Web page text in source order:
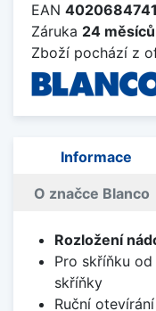
EAN
Záruka 24 měsíců
Zboží pochází z
Informace
O značce Blanco
Rozložení
Pro skříňku
skříňky
Ruční